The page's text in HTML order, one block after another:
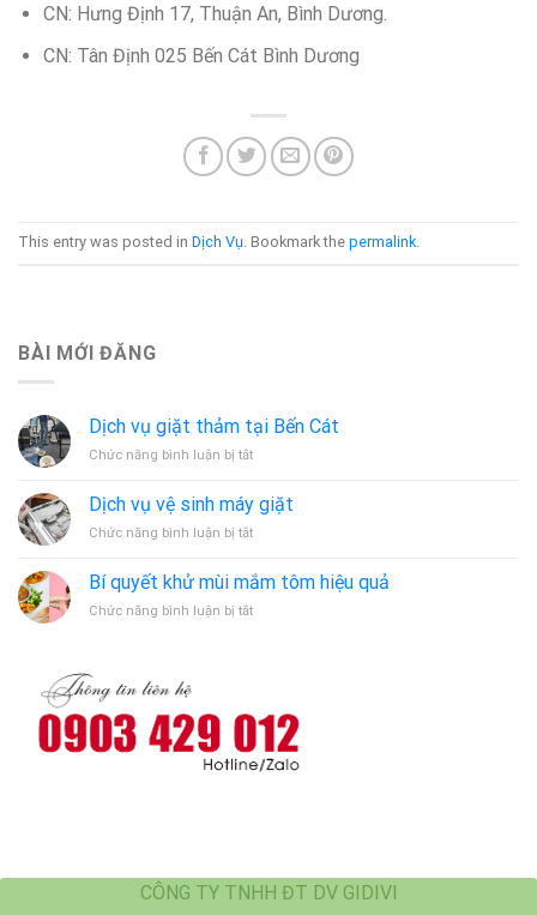
CN: Hưng Định 17, Thuận An, Bình Dương.
CN: Tân Định 025 Bến Cát Bình Dương
This entry was posted in Dịch Vụ . Bookmark the permalink
BÀI MỚI ĐĂNG
Dịch vụ giặt thảm tại Bến Cát
Chức năng bình luận bị tắtở
giặt
thảm
Bến
Dịch vụ vệ sinh máy giặt
Chức năng bình luận bị tắtở
vụ
vệ
sinh
Bí quyết khử mùi mắm tôm hiệu quả
Chức năng bình luận bị tắtở
mắm
hiệu
quả
CÔNG TY TNHH ĐT DV GIDIVI